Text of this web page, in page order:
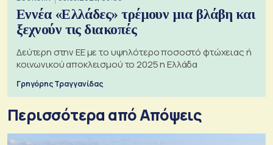
Εννέα «Ελλάδες» τρέμουν μια βλάβη και
ξεχνούν τις διακοπές
Δεύτερη στην ΕΕ με το υψηλότερο ποσοστό φτώχειας ή
κοινωνικού αποκλεισμού το 2025 η Ελλάδα
Γρηγόρης Τραγγανίδας
Περισσότερα από Απόψεις